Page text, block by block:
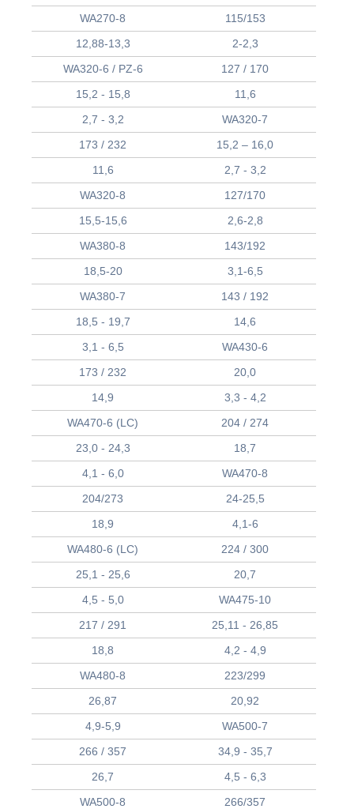
WA270-8
115/153
12,88-13,3
2-2,3
WA320-6 / PZ-6
127 / 170
15,2 - 15,8
11,6
2,7 - 3,2
WA320-7
173 / 232
15,2 – 16,0
11,6
2,7 - 3,2
WA320-8
127/170
15,5-15,6
2,6-2,8
WA380-8
143/192
18,5-20
3,1-6,5
WA380-7
143 / 192
18,5 - 19,7
14,6
3,1 - 6,5
WA430-6
173 / 232
20,0
14,9
3,3 - 4,2
WA470-6 (LC)
204 / 274
23,0 - 24,3
18,7
4,1 - 6,0
WA470-8
204/273
24-25,5
18,9
4,1-6
WA480-6 (LC)
224 / 300
25,1 - 25,6
20,7
4,5 - 5,0
WA475-10
217 / 291
25,11 - 26,85
18,8
4,2 - 4,9
WA480-8
223/299
26,87
20,92
4,9-5,9
WA500-7
266 / 357
34,9 - 35,7
26,7
4,5 - 6,3
WA500-8
266/357